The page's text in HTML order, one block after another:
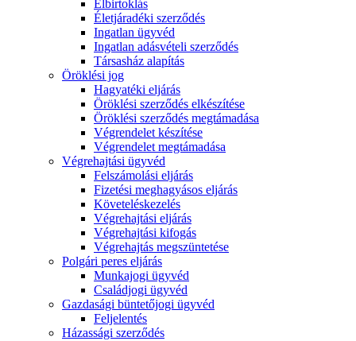
Elbirtoklás
Életjáradéki szerződés
Ingatlan ügyvéd
Ingatlan adásvételi szerződés
Társasház alapítás
Öröklési jog
Hagyatéki eljárás
Öröklési szerződés elkészítése
Öröklési szerződés megtámadása
Végrendelet készítése
Végrendelet megtámadása
Végrehajtási ügyvéd
Felszámolási eljárás
Fizetési meghagyásos eljárás
Követeléskezelés
Végrehajtási eljárás
Végrehajtási kifogás
Végrehajtás megszüntetése
Polgári peres eljárás
Munkajogi ügyvéd
Családjogi ügyvéd
Gazdasági büntetőjogi ügyvéd
Feljelentés
Házassági szerződés